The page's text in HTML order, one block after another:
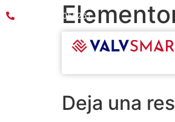
PBX:601 8055251
Deja una